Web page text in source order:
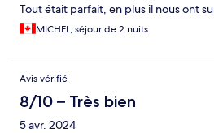
Tout était parfait, en plus il nous ont
MICHEL, séjour de 2 nuits
Avis vérifié
8/10 – Très bien
5 avr. 2024